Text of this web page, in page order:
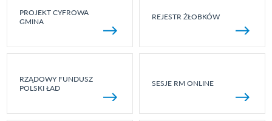
PROJEKT CYFROWA
GMINA
REJESTR ŻŁOBKÓW
RZĄDOWY FUNDUSZ
POLSKI ŁAD
SESJE RM ONLINE